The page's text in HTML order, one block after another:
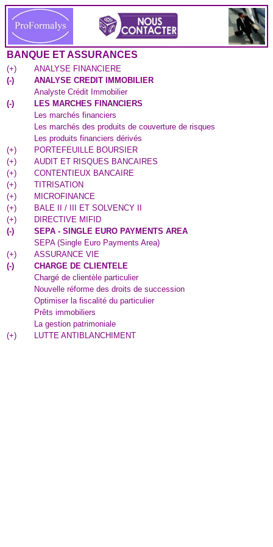
BANQUE ET ASSURANCES
(+)
ANALYSE FINANCIERE
(-)
ANALYSE CREDIT IMMOBILIER
Analyste Crédit Immobilier
(-)
LES MARCHES FINANCIERS
Les marchés financiers
Les marchés des produits de couverture de risques
Les produits financiers dérivés
(+)
PORTEFEUILLE BOURSIER
(+)
AUDIT ET RISQUES BANCAIRES
(+)
CONTENTIEUX BANCAIRE
(+)
TITRISATION
(+)
MICROFINANCE
(+)
BALE II / III ET SOLVENCY II
(+)
DIRECTIVE MIFID
(-)
SEPA - SINGLE EURO PAYMENTS AREA
SEPA (Single Euro Payments Area)
(+)
ASSURANCE VIE
(-)
CHARGE DE CLIENTELE
Chargé de clientèle particulier
Nouvelle réforme des droits de succession
Optimiser la fiscalité du particulier
Prêts immobiliers
La gestion patrimoniale
(+) LUTTE ANTIBLANCHIMENT